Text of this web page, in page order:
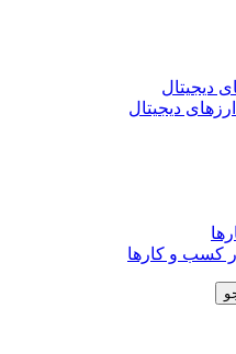
دیجیتال
ارزهای دیجیتال
کسب و کارها